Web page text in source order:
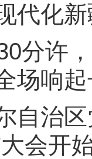
代化
许，
场响
治区
会开